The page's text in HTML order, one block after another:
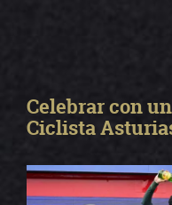
Celebrar con
Ciclista